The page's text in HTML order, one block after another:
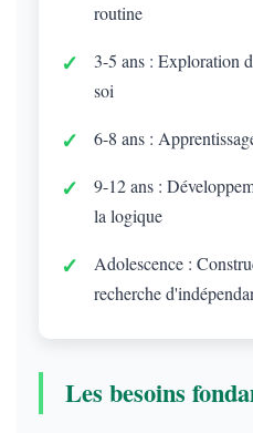
routine
3-5 ans : Exploration
soi
6-8 ans :
9-12 ans :
la logique
Adolescence :
recherche
Les besoins